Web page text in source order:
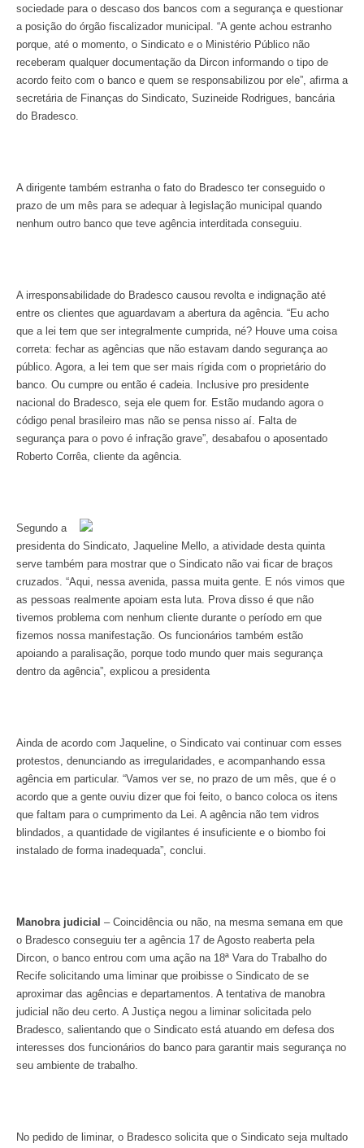
sociedade para o descaso dos bancos com a segurança e questionar
a posição do órgão fiscalizador municipal. “A gente achou estranho
porque, até o momento, o Sindicato e o Ministério Público não
receberam qualquer documentação da Dircon informando o tipo de
acordo feito com o banco e quem se responsabilizou por ele”, afirma a
secretária de Finanças do Sindicato, Suzineide Rodrigues, bancária
do Bradesco.
A dirigente também estranha o fato do Bradesco ter conseguido o
prazo de um mês para se adequar à legislação municipal quando
nenhum outro banco que teve agência interditada conseguiu.
A irresponsabilidade do Bradesco causou revolta e indignação até
entre os clientes que aguardavam a abertura da agência. “Eu acho
que a lei tem que ser integralmente cumprida, né? Houve uma coisa
correta: fechar as agências que não estavam dando segurança ao
público. Agora, a lei tem que ser mais rígida com o proprietário do
banco. Ou cumpre ou então é cadeia. Inclusive pro presidente
nacional do Bradesco, seja ele quem for. Estão mudando agora o
código penal brasileiro mas não se pensa nisso aí. Falta de
segurança para o povo é infração grave”, desabafou o aposentado
Roberto Corrêa, cliente da agência.
Segundo a
presidenta do Sindicato, Jaqueline Mello, a atividade desta quinta
serve também para mostrar que o Sindicato não vai ficar de braços
cruzados. “Aqui, nessa avenida, passa muita gente. E nós vimos que
as pessoas realmente apoiam esta luta. Prova disso é que não
tivemos problema com nenhum cliente durante o período em que
fizemos nossa manifestação. Os funcionários também estão
apoiando a paralisação, porque todo mundo quer mais segurança
dentro da agência”, explicou a presidenta
Ainda de acordo com Jaqueline, o Sindicato vai continuar com esses
protestos, denunciando as irregularidades, e acompanhando essa
agência em particular. “Vamos ver se, no prazo de um mês, que é o
acordo que a gente ouviu dizer que foi feito, o banco coloca os itens
que faltam para o cumprimento da Lei. A agência não tem vidros
blindados, a quantidade de vigilantes é insuficiente e o biombo foi
instalado de forma inadequada”, conclui.
Manobra judicial – Coincidência ou não, na mesma semana em que
o Bradesco conseguiu ter a agência 17 de Agosto reaberta pela
Dircon, o banco entrou com uma ação na 18ª Vara do Trabalho do
Recife solicitando uma liminar que proibisse o Sindicato de se
aproximar das agências e departamentos. A tentativa de manobra
judicial não deu certo. A Justiça negou a liminar solicitada pelo
Bradesco, salientando que o Sindicato está atuando em defesa dos
interesses dos funcionários do banco para garantir mais segurança no
seu ambiente de trabalho.
No pedido de liminar, o Bradesco solicita que o Sindicato seja multado